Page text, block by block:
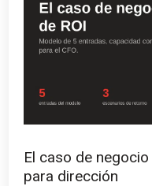
El caso de
para dirección